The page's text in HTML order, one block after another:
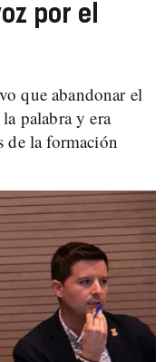
por el
que abandonar el
palabra y era
de la formación